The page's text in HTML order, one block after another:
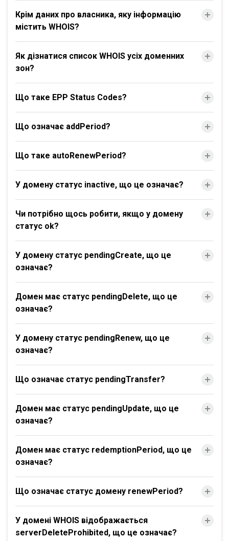
Крім даних про власника, яку інформацію
містить WHOIS?
Як дізнатися список WHOIS усіх доменних
зон?
Що таке EPP Status Codes?
Що означає addPeriod?
Що таке autoRenewPeriod?
У домену статус inactive, що це означає?
Чи потрібно щось робити, якщо у домену
статус ok?
У домену статус pendingCreate, що це
означає?
Домен має статус pendingDelete, що це
означає?
У домену статус pendingRenew, що це
означає?
Що означає статус pendingTransfer?
Домен має статус pendingUpdate, що це
означає?
Домен має статус redemptionPeriod, що це
означає?
Що означає статус домену renewPeriod?
У домені WHOIS відображається
serverDeleteProhibited, що це означає?